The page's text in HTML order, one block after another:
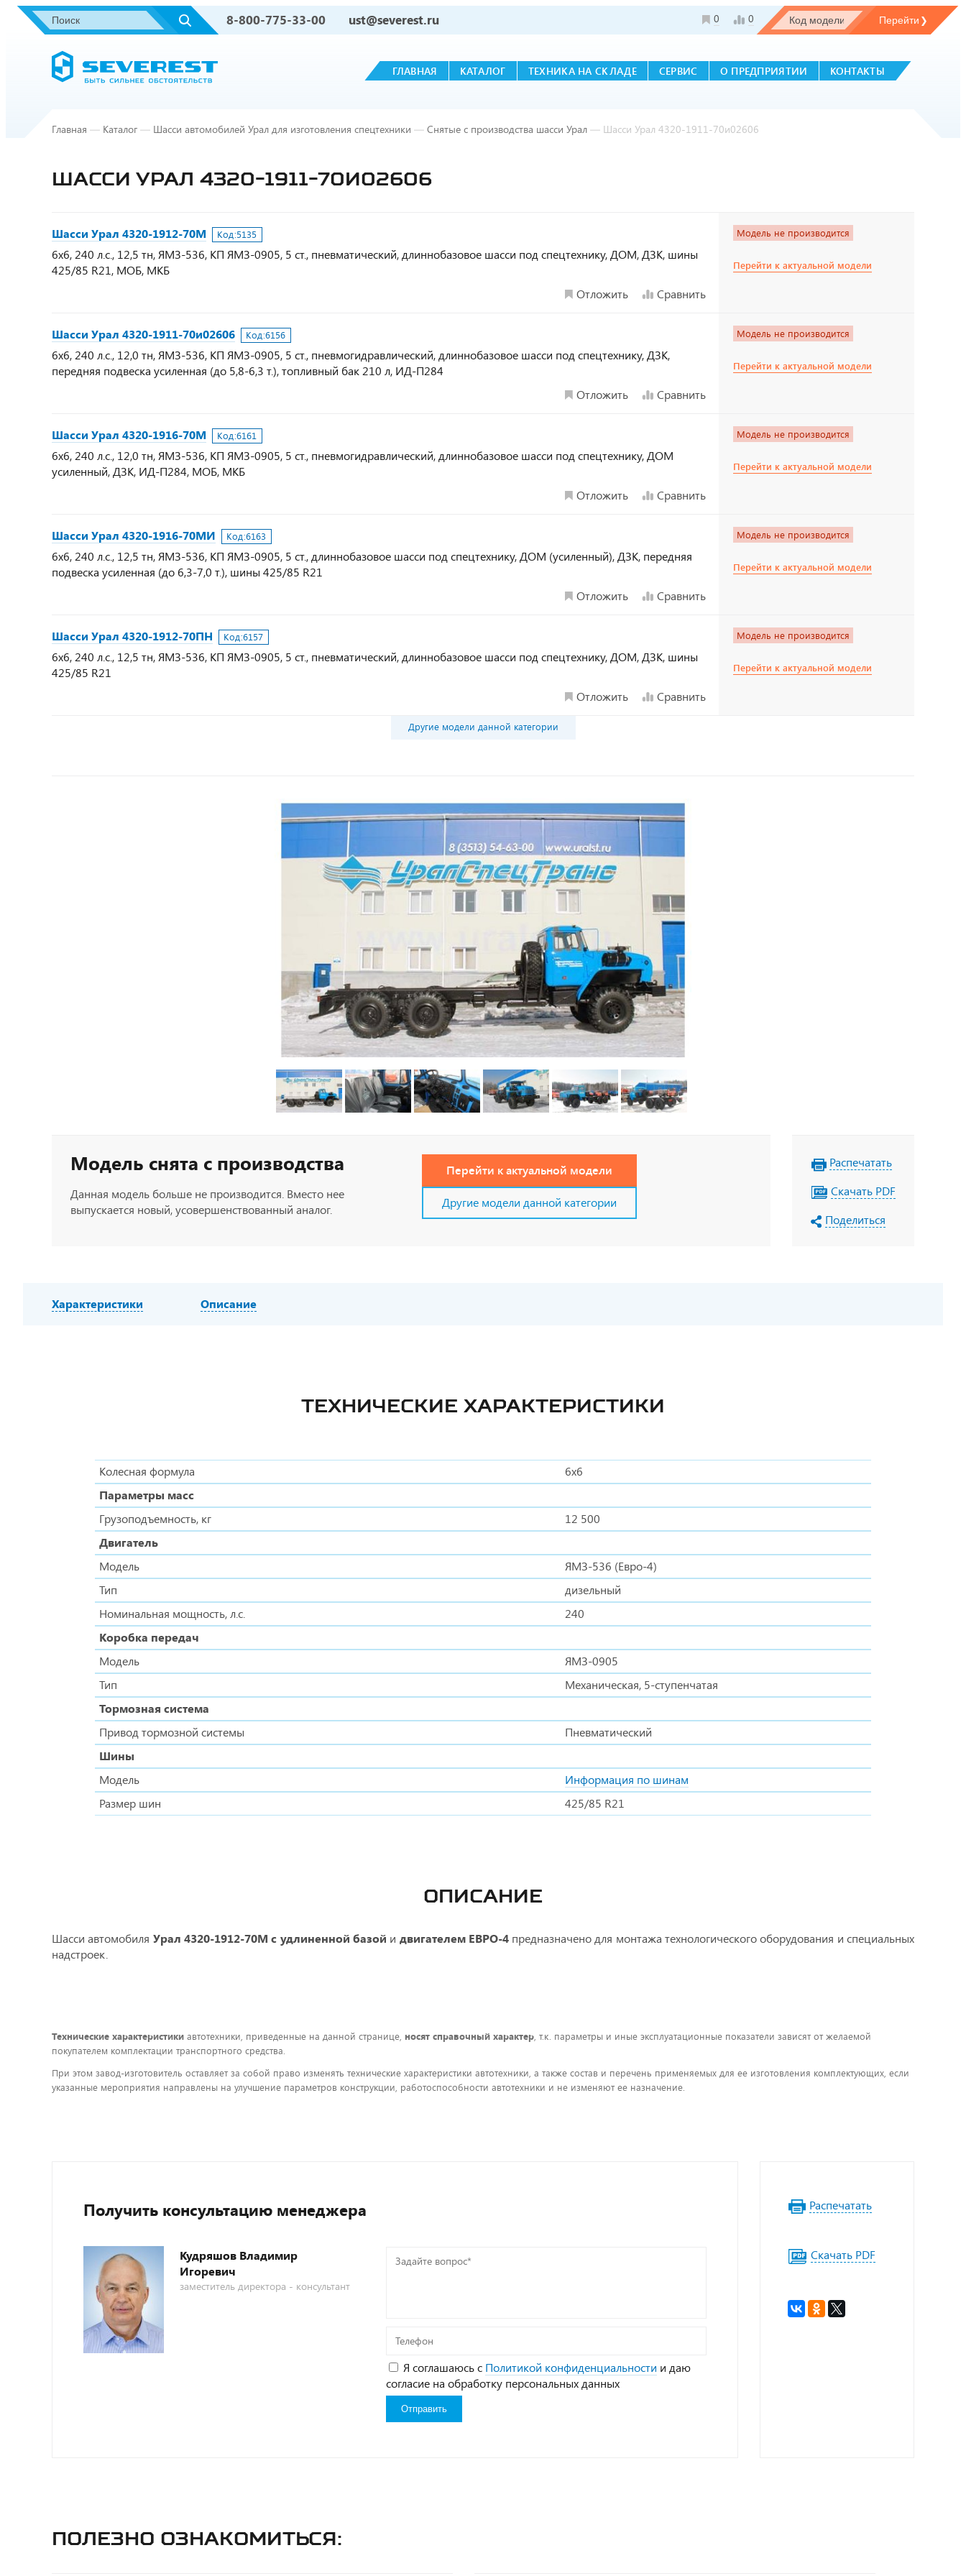
8-800-775-33-00 ust@severest.ru 0 0
ГЛАВНАЯ КАТАЛОГ ТЕХНИКА НА СКЛАДЕ СЕРВИС О ПРЕДПРИЯТИИ КОНТАКТЫ
Главная — Каталог — Шасси автомобилей Урал для изготовления спецтехники — Снятые с производства шасси Урал — Шасси Урал 4320-1911-70и02606
ШАССИ УРАЛ 4320-1911-70И02606
Шасси Урал 4320-1912-70М Код:5135
6х6, 240 л.с., 12,5 тн, ЯМЗ-536, КП ЯМЗ-0905, 5 ст., пневматический, длиннобазовое шасси под спецтехнику, ДОМ, ДЗК, шины
425/85 R21, МОБ, МКБ
Отложить
Сравнить
Модель не производится
Перейти к актуальной модели
Шасси Урал 4320-1911-70и02606 Код:6156
6х6, 240 л.с., 12,0 тн, ЯМЗ-536, КП ЯМЗ-0905, 5 ст., пневмогидравлический, длиннобазовое шасси под спецтехнику, ДЗК,
передняя подвеска усиленная (до 5,8-6,3 т.), топливный бак 210 л, ИД-П284
Отложить
Сравнить
Модель не производится
Перейти к актуальной модели
Шасси Урал 4320-1916-70М Код:6161
6х6, 240 л.с., 12,0 тн, ЯМЗ-536, КП ЯМЗ-0905, 5 ст., пневмогидравлический, длиннобазовое шасси под спецтехнику, ДОМ
усиленный, ДЗК, ИД-П284, МОБ, МКБ
Отложить
Сравнить
Модель не производится
Перейти к актуальной модели
Шасси Урал 4320-1916-70МИ Код:6163
6х6, 240 л.с., 12,5 тн, ЯМЗ-536, КП ЯМЗ-0905, 5 ст., длиннобазовое шасси под спецтехнику, ДОМ (усиленный), ДЗК, передняя
подвеска усиленная (до 6,3-7,0 т.), шины 425/85 R21
Отложить
Сравнить
Модель не производится
Перейти к актуальной модели
Шасси Урал 4320-1912-70ПН Код:6157
6х6, 240 л.с., 12,5 тн, ЯМЗ-536, КП ЯМЗ-0905, 5 ст., пневматический, длиннобазовое шасси под спецтехнику, ДОМ, ДЗК, шины
425/85 R21
Отложить
Сравнить
Модель не производится
Перейти к актуальной модели
Другие модели данной категории
Модель снята с производства
Данная модель больше не производится. Вместо нее
выпускается новый, усовершенствованный аналог.
Перейти к актуальной модели
Другие модели данной категории
Распечатать
Скачать PDF
Поделиться
Характеристики Описание
ТЕХНИЧЕСКИЕ ХАРАКТЕРИСТИКИ
Колесная формула
6х6
Параметры масс
Грузоподъемность, кг
12 500
Двигатель
Модель
ЯМЗ-536 (Евро-4)
Тип
дизельный
Номинальная мощность, л.с.
240
Коробка передач
Модель
ЯМЗ-0905
Тип
Механическая, 5-ступенчатая
Тормозная система
Привод тормозной системы
Пневматический
Шины
Модель
Информация по шинам
Размер шин
425/85 R21
ОПИСАНИЕ
Шасси автомобиля Урал 4320-1912-70М с удлиненной базой и двигателем ЕВРО-4предназначено для монтажа технологического оборудования и специальных
надстроек.
Технические характеристики автотехники, приведенные на данной странице, носят справочный характер, т.к. параметры и иные эксплуатационные показатели зависят от желаемой
покупателем комплектации транспортного средства.
При этом завод-изготовитель оставляет за собой право изменять технические характеристики автотехники, а также состав и перечень применяемых для ее изготовления комплектующих, если
указанные мероприятия направлены на улучшение параметров конструкции, работоспособности автотехники и не изменяют ее назначение.
Получить консультацию менеджера
Кудряшов Владимир
Игоревич
заместитель директора - консультант
Задайте
Телефон
Я соглашаюсь с Политикой конфиденциальности и даю
согласие на обработку персональных данных
Распечатать
Скачать PDF
Полезно ознакомиться: